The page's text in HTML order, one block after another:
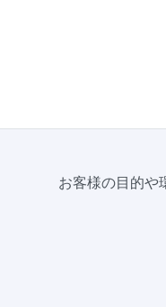
お客様の目的や